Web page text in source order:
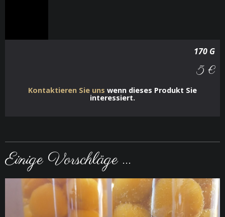
170 G
5 €
Kontaktieren Sie uns wenn dieses Produkt Sie
interessiert.
Einige Vorschläge ...